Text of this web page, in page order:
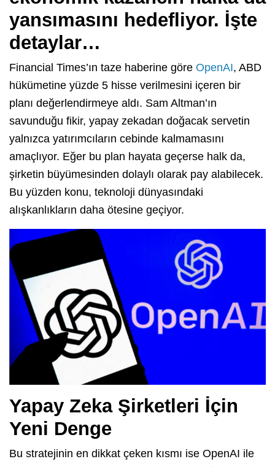
yansımasını hedefliyor. İşte
detaylar…
Financial Times’ın taze haberine göre OpenAI, ABD
hükümetine yüzde 5 hisse verilmesini içeren bir
planı değerlendirmeye aldı. Sam Altman’ın
savunduğu fikir, yapay zekadan doğacak servetin
yalnızca yatırımcıların cebinde kalmamasını
amaçlıyor. Eğer bu plan hayata geçerse halk da,
şirketin büyümesinden dolaylı olarak pay alabilecek.
Bu yüzden konu, teknoloji dünyasındaki
alışkanlıkların daha ötesine geçiyor.
Yapay Zeka Şirketleri İçin
Yeni Denge
Bu stratejinin en dikkat çeken kısmı ise OpenAI ile